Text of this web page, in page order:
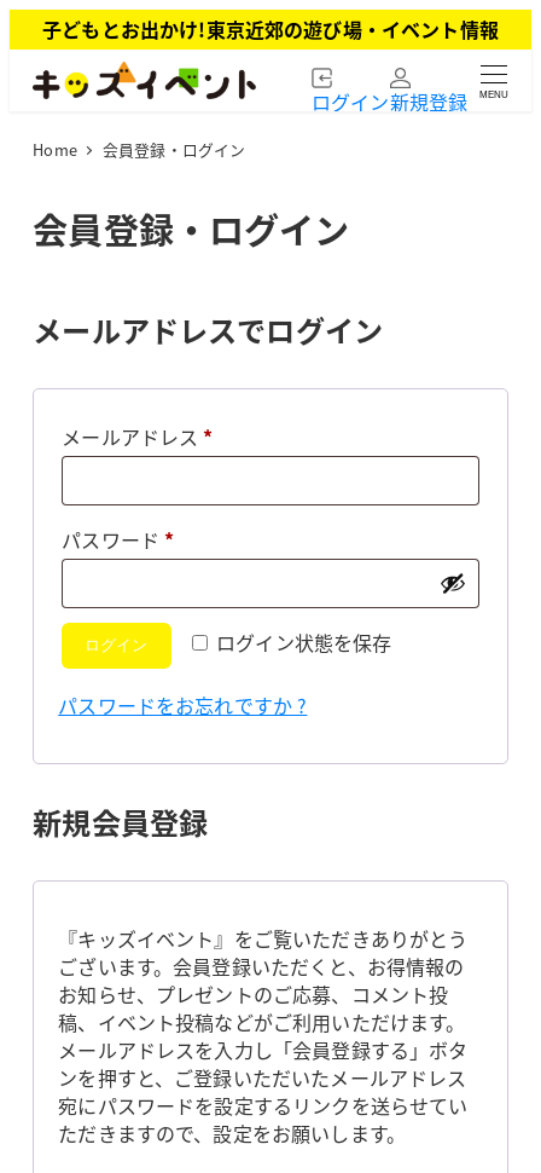
イ
子どもとお出かけ!東京近郊の遊び場・イベント情報
ログイン新規登録 MENU
Home 会員登録・ログイン
会員登録・ログイン
メールアドレスでログイン
メールアドレス *必
パスワード *必
ログイン状態を保存
ログイン
パスワードをお忘れですか ?
新規会員登録
『キッズイベント』をご覧いただきありがとう
ございます。会員登録いただくと、お得情報の
お知らせ、プレゼントのご応募、コメント投
稿、イベント投稿などがご利用いただけます。
メールアドレスを入力し「会員登録する」ボタ
ンを押すと、ご登録いただいたメールアドレス
宛にパスワードを設定するリンクを送らせてい
ただきますので、設定をお願いします。